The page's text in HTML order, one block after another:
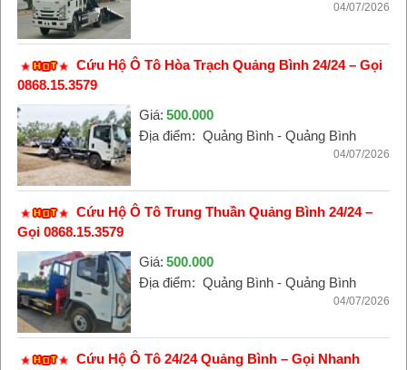
04/07/2026
Cứu Hộ Ô Tô Hòa Trạch Quảng Bình 24/24 – Gọi
0868.15.3579
Giá: 500.000
Địa điểm: Quảng Bình - Quảng Bình
04/07/2026
Cứu Hộ Ô Tô Trung Thuần Quảng Bình 24/24 –
Gọi 0868.15.3579
Giá: 500.000
Địa điểm: Quảng Bình - Quảng Bình
04/07/2026
Cứu Hộ Ô Tô 24/24 Quảng Bình – Gọi Nhanh